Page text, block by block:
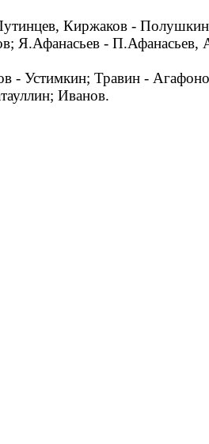
Киржаков -
Я.Афанасьев - П.Афанасьев,
- Устимкин; Травин -
Иванов.